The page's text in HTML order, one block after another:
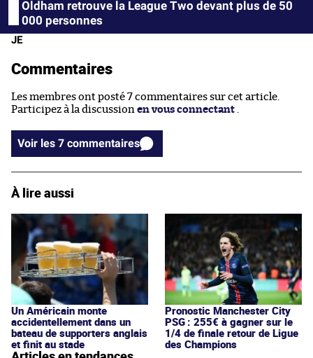
Oldham retrouve la League Two devant plus de 50
000 personnes
JE
Commentaires
Les membres ont posté 7 commentaires sur cet article.
Participez à la discussion en vous connectant .
Voir les 7 commentaires
À lire aussi
Un Américain monte
accidentellement dans un
bateau de supporters anglais
et finit au stade
Pronostic Manchester City
PSG : 255€ à gagner sur le
1/4 de finale retour de Ligue
des Champions